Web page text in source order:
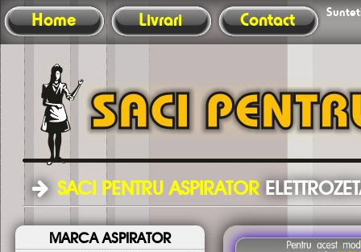
Home Livrari Contact
SACI PENTRU ASPIRATOR
MARCA ASPIRATOR